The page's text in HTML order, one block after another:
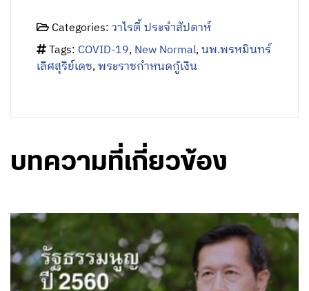
หมายเหตุ – นพ.พรหมินทร์ เลิศสุริย์เดช อดีตรอง
นายกรัฐมนตรี , อดีตรัฐมนตรีว่าการกระทรวง
พลังงาน และ อดีตเลขาธิการนายกรัฐมนตรี
Twitter Share
เลิศสุริย์เดช
พระราชกำหนดกู้เงิน